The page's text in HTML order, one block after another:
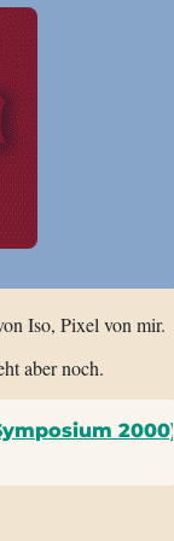
Iso, Pixel von mir.
aber noch.
2000)